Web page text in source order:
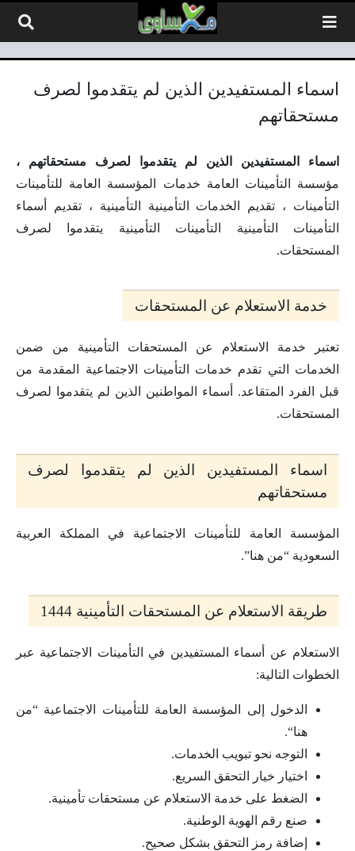
اسماء المستفيدين الذين لم يتقدموا لصرف
مستحقاتهم
اسماء المستفيدين الذين لم يتقدموا لصرف مستحقاتهم ،
مؤسسة التأمينات العامة خدمات المؤسسة العامة للتأمينات
التأمينات ، تقديم الخدمات التأمينية التأمينية ، تقديم أسماء
التأمينات التأمينية التأمينات التأمينية يتقدموا لصرف
المستحقات.
خدمة الاستعلام عن المستحقات
تعتبر خدمة الاستعلام عن المستحقات التأمينية من ضمن
الخدمات التي تقدم خدمات التأمينات الاجتماعية المقدمة من
قبل الفرد المتقاعد. أسماء المواطنين الذين لم يتقدموا لصرف
المستحقات.
اسماء المستفيدين الذين لم يتقدموا لصرف
مستحقاتهم
المؤسسة العامة للتأمينات الاجتماعية في المملكة العربية
السعودية “من هنا”.
طريقة الاستعلام عن المستحقات التأمينية 1444
الاستعلام عن أسماء المستفيدين في التأمينات الاجتماعية عبر
الخطوات التالية:
الدخول إلى المؤسسة العامة للتأمينات الاجتماعية “من
هنا“.
التوجه نحو تبويب الخدمات.
اختيار خيار التحقق السريع.
الضغط على خدمة الاستعلام عن مستحقات تأمينية.
صنع رقم الهوية الوطنية.
إضافة رمز التحقق بشكل صحيح.